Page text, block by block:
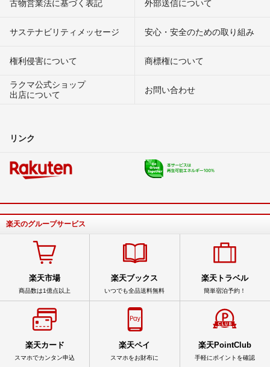
古物営業法に基づく表記 外部送信について
サステナビリティメッセージ 安心・安全のための取り組み
権利侵害について
商標権について
ラクマ公式ショップ
出店について
お問い合わせ
リンク
楽天のグループサービス
楽天市場
商品数は1億点以上
楽天ブックス
いつでも全品送料無料
楽天トラベル
簡単宿泊予約！
楽天カード
スマホでカンタン申込
楽天ペイ
スマホをお財布に
楽天PointClub
手軽にポイントを確認